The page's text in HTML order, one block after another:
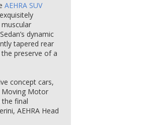
AEHRA SUV
dynamic
tapered rear
preserve of a
concept cars,
Moving Motor
final
AEHRA Head